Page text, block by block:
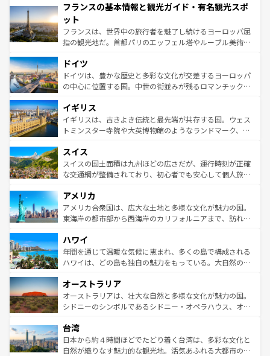
ませてくれるイタリアで、忘れられない旅をしてみよう！
なお、新着のイタリア情報は
しい。
文化が根付くこの国では、情熱的なフラメンコ、熱気あふ
れる闘牛、そして美味しいタパスが生活の一部となってい
る。首都マドリードの洗練された雰囲気や、バルセロナの
アートに溢れた街角から、地方では古代ローマ遺跡や中世
せる。地方によって風土や気候が異なるスペインはその個
性で訪れる人を魅了する。 なお、新着のスペイン情報は コ
ンテンツ一覧を参照してほしい。
フランスの基本情報と観光ガイド・有名観光スポ
ット
フランスは、世界中の旅行者を魅了し続けるヨーロッパ屈
指の観光地だ。首都パリのエッフェル塔やルーブル美術館
で、幅広い魅力が詰まっている。華麗な宮殿、歴史的な大
聖堂、美しいビーチ、そして豊かな自然が、訪れる者を心
から魅了する。また、フランスは美食の国としても知ら
いる。シャンパンの発祥地であるランス、プロヴァンスの
香り高いラベンダー畑など、多彩な楽しみ方が可能だ。さ
らに、パリ以外の地域にも魅力が溢れており、どの街角に
れる地方に足を運ぶとそれぞれで全く異なる文化を体験で
きるだろう。 なお、新着のフランス情報はコンテンツ一覧
を参照してほしい。
ドイツ
ドイツは、豊かな歴史と多彩な文化が交差するヨーロッパ
の中心に位置する国。中世の街並みが残るロマンチック街
顔を持つこの国は、どこを歩いても飽きることがない。ベ
ルリンの文化的活気、バイエルン州のアルプスの絶景、そ
してライン川沿いのワイン畑といった風景は必見。ビール
は、お酒好きな人にはぜひ体験してほしい。 なお、新着の
ドイツ情報はコンテンツ一覧を参照してほしい。
イギリス
イギリスは、古きよき伝統と最先端が共存する国。ウェス
トミンスター寺院や大英博物館のようなランドマーク、歴
リアごとに異なる魅力がある。また、優雅なアフタヌーン
ティー、ビール好きにはたまらない英国パブ、サッカー観
戦など、本場だからこそできる体験も豊富。イギリスを旅
ンツ一覧を参照してほしい。
スイス
スイスの国土面積は九州ほどの広さだが、運行時刻が正確
な交通網が整備されており、初心者でも安心して個人旅行
の建物がそのまま残る町や、スイスならではのユニークな
博物館もあり、アルプス観光だけでなく町歩きも満喫する
ことができる。国民の所得が高いため物価も高いが、旅行
ば市内交通費無料で観光を楽しむこともできる。 なお、新
着のスイス情報はコンテンツ一覧 を参照してほしい。
アメリカ
アメリカ合衆国は、広大な土地と多様な文化が魅力の国。
東海岸の都市部から西海岸のカリフォルニアまで、訪れる
のような巨大都市は、観光、ショッピング、エンターテイ
ンメントが詰まった刺激的なスポットだ。一方、アメリカ
西部には大自然が広がり、グランドキャニオンやイエロー
部のニューオーリンズでは、音楽と美食が融合した独特の
文化が魅力。旅行者はアメリカの各地域で異なる魅力を楽
しみながら、その多様性と豊かな歴史を感じることができ
ならではの贅沢な旅のスタイルだ。 なお、新着のアメリカ
情報はコンテンツ一覧を参照してほしい。
ハワイ
年間を通じて温暖な気候に恵まれ、多くの島で構成される
ハワイは、どの島も独自の魅力をもっている。大自然の神
ワイ島は見逃せない。また、定番の観光地といえばオアフ
島だが、静かな自然を求めるならマウイ島やカウアイ島が
おすすめ。エメラルドグリーンに輝く海をはじめ、豊かな
れるおもてなしの心で訪れる人々を迎えてくれるハワイの
人々、おいしいローカルフードやハワイアンミュージッ
ク、伝統的なフラダンスなど、すべてがハワイの魅力を彩
オーストラリア
オーストラリアは、壮大な自然と多様な文化が魅力の国。
シドニーのシンボルであるシドニー・オペラハウス、オー
リアリーフや大陸中央部にそびえるウルル（エアーズロッ
ク）、タスマニアの美しい原生林やケアンズの熱帯雨林な
ど、見どころがたくさん。また、カフェやワイン、オージ
台湾
日本から約４時間ほどでたどり着く台湾は、多彩な文化と
自然が織りなす魅力的な観光地。活気あふれる大都市の台